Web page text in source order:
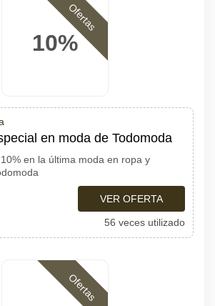
10%
Ofertas
en moda de Todomoda
en la última moda en ropa y
VER OFERTA
56 veces utilizado
Ofertas